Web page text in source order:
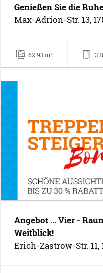
Genießen Sie die
Max-Adrion-Str. 13,
62.93 m² 3
Angebot ... Vier -
Weitblick!
Erich-Zastrow-Str.